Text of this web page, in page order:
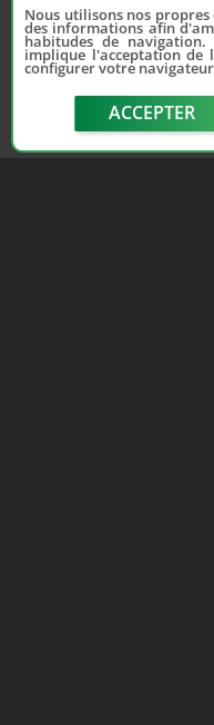
Nous utilisons nos
des informations afin
habitudes de
implique l'acceptation de
configurer votre
ACCEPTER